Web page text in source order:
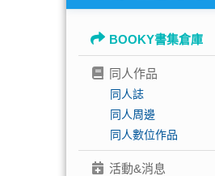
BOOKY書集倉庫
同人作品
同人誌
同人周邊
同人數位作品
活動&消息